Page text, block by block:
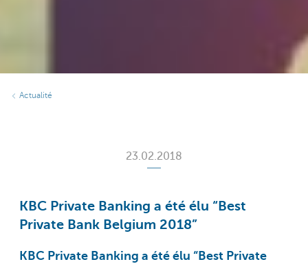
Actualité
23.02.2018
KBC Private Banking a été élu “Best
Private Bank Belgium 2018”
KBC Private Banking a été élu “Best Private